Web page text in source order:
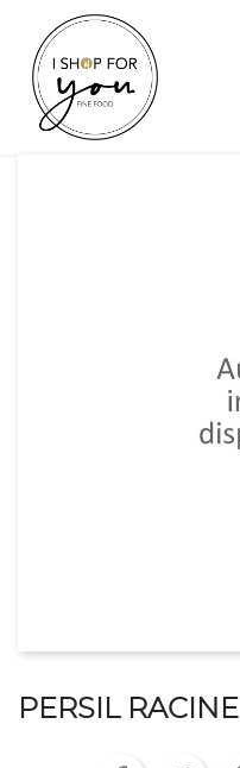
PERSIL RACINE